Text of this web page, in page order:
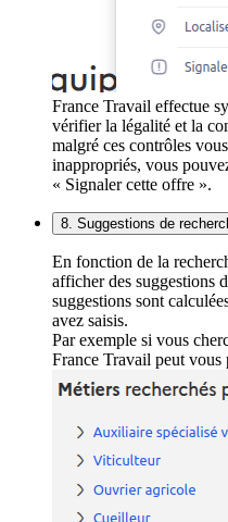
France Travail effectue
vérifier la légalité et la
malgré ces contrôles
inappropriés, vous
« Signaler cette offre ».
8. Suggestions de
En fonction de la
afficher des suggestions
suggestions sont
avez saisis.
Par exemple si vous
France Travail peut vous